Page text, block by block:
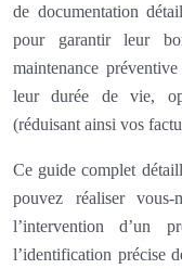
de documentation
pour garantir leur
maintenance
leur durée de vie,
(réduisant ainsi vos
Ce guide complet
pouvez réaliser
l’intervention d’un
l’identification précise